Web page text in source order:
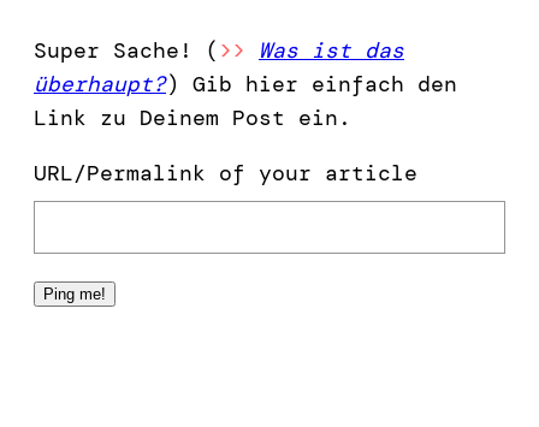
Super Sache! ( >>
Was ist das
überhaupt?) Gib hier einfach den
Link zu Deinem Post ein.
URL/Permalink of your article